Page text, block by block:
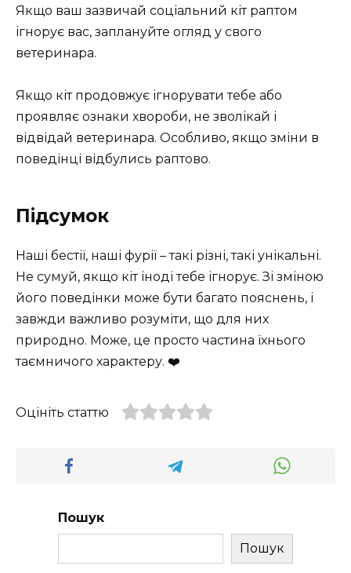
Якщо ваш зазвичай соціальний кіт раптом
ігнорує вас, заплануйте огляд у свого
ветеринара.
Якщо кіт продовжує ігнорувати тебе або
проявляє ознаки хвороби, не зволікай і
відвідай ветеринара. Особливо, якщо зміни в
поведінці відбулись раптово.
Підсумок
Наші бестії, наші фурії – такі різні, такі унікальні.
Не сумуй, якщо кіт іноді тебе ігнорує. Зі зміною
його поведінки може бути багато пояснень, і
завжди важливо розуміти, що для них
природно. Може, це просто частина їхнього
таємничого характеру. ❤️
Оцініть статтю
Пошук
Пошук